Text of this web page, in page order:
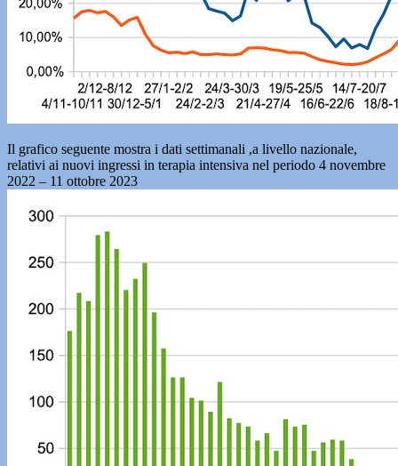
Il grafico seguente mostra i dati settimanali ,a livello nazionale,
relativi ai nuovi ingressi in terapia intensiva nel periodo 4 novembre
2022 – 11 ottobre 2023